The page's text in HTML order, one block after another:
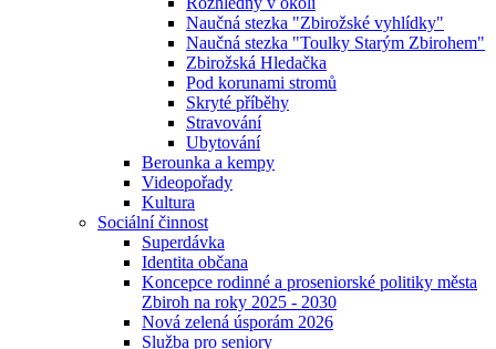
Naučná stezka "Zbirožské vyhlídky"
Naučná stezka "Toulky Starým Zbirohem"
Zbirožská Hledačka
Pod korunami stromů
Skryté příběhy
Stravování
Ubytování
Berounka a kempy
Videopořady
Kultura
Sociální činnost
Superdávka
Identita občana
Koncepce rodinné a proseniorské politiky města
Zbiroh na roky 2025 - 2030
Nová zelená úsporám 2026
Služba pro seniory